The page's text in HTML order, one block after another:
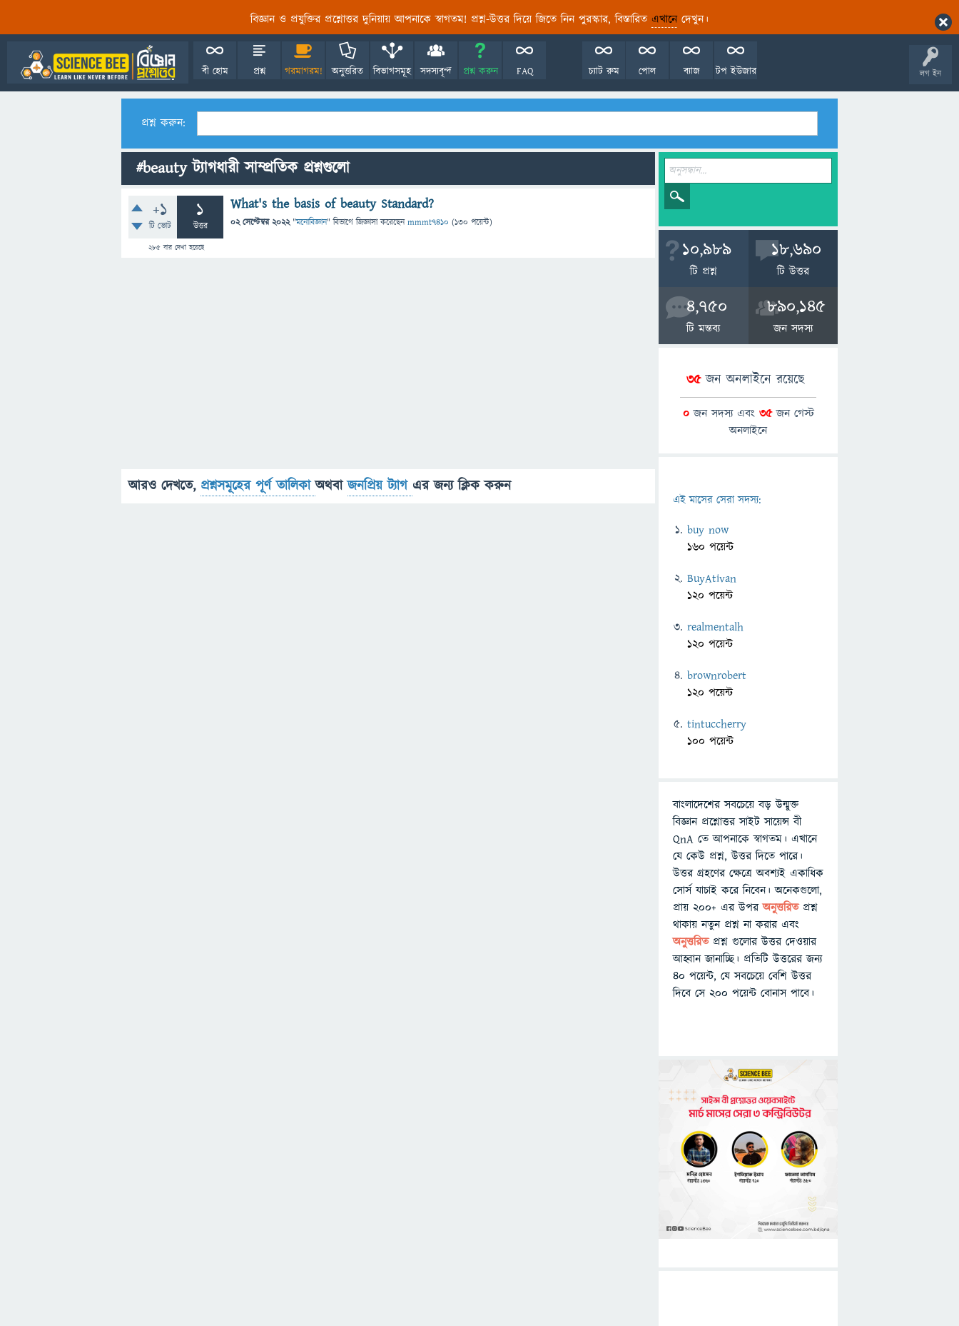
বিজ্ঞান ও প্রযুক্তির প্রশ্নোত্তর দুনিয়ায় আপনাকে স্বাগতম! প্রশ্ন-উত্তর দিয়ে জিতে নিন পুরস্কার, বিস্তারিত এখানেদেখুন।
লগ ইন
বী হোম প্রশ্ন গরমাগরম! অনুত্তরিত বিভাগসমূহ সদস্যবৃন্দ প্রশ্ন করুন FAQ টপ ইউজার
ব্যাজ
পোল
চ্যাট রুম
প্রশ্ন করুন:
#beauty ট্যাগধারী সাম্প্রতিক প্রশ্নগুলো
+1
টি ভোট
1
উত্তর
285বার দেখা হয়েছে
What's the basis of beauty Standard?
02 সেপ্টেম্বর 2022 "মনোবিজ্ঞান" বিভাগে জিজ্ঞাসাকরেছেনmmmt7410 (130 পয়েন্ট)
আরও দেখতে, প্রশ্নসমূহের পূর্ণ তালিকাঅথবাজনপ্রিয় ট্যাগ এর জন্য ক্লিক করুন
10,989
টি প্রশ্ন
18,690
টি উত্তর
4,750
টি মন্তব্য
890,145
জন সদস্য
35জন অনলাইনে রয়েছে
0জন সদস্য এবং 35জন গেস্ট
অনলাইনে
এই মাসের সেরা সদস্য:
buy now
160 পয়েন্ট
BuyAtivan
120 পয়েন্ট
realmentalh
120 পয়েন্ট
brownrobert
120 পয়েন্ট
tintuccherry
100 পয়েন্ট
বাংলাদেশের সবচেয়ে বড় উন্মুক্ত
বিজ্ঞান প্রশ্নোত্তর সাইট সায়েন্স বী
QnA তে আপনাকে স্বাগতম। এখানে
যে কেউ প্রশ্ন, উত্তর দিতে পারে।
উত্তর গ্রহণের ক্ষেত্রে অবশ্যই একাধিক
সোর্স যাচাই করে নিবেন। অনেকগুলো,
প্রায় ২০০+ এর উপরঅনুত্তরিতপ্রশ্ন
থাকায় নতুন প্রশ্ন না করার এবং
অনুত্তরিত প্রশ্ন গুলোর উত্তর দেওয়ার
আহ্বান জানাচ্ছি। প্রতিটি উত্তরের জন্য
৪০ পয়েন্ট, যে সবচেয়ে বেশি উত্তর
দিবে সে ২০০ পয়েন্ট বোনাস পাবে।